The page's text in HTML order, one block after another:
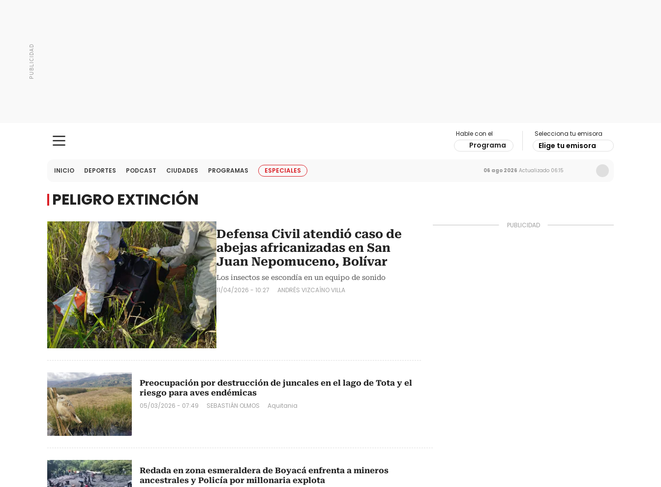
Hable con el
Programa
Selecciona tu emisora
Elige tu emisora
INICIO DEPORTES PODCAST CIUDADES PROGRAMAS ESPECIALES 06 ago 2026 Actualizado 06:15
PELIGRO EXTINCIÓN
Defensa Civil atendió caso de
abejas africanizadas en San
Juan Nepomuceno, Bolívar
Los insectos se escondía en un equipo de sonido
11/04/2026 - 10:27 ANDRÉS VIZCAÍNO VILLA
Preocupación por destrucción de juncales en el lago de Tota y el
riesgo para aves endémicas
05/03/2026 - 07:49 SEBASTIÁN OLMOS Aquitania
Redada en zona esmeraldera de Boyacá enfrenta a mineros
ancestrales y Policía por millonaria explota